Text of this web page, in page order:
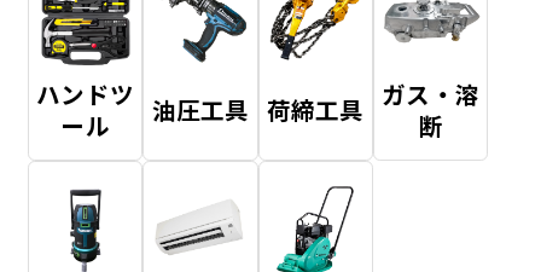
ハンドツ
ール
油圧工具 荷締工具
ガス・溶
断